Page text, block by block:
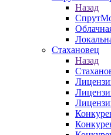
Назад
Стахановец
Назад